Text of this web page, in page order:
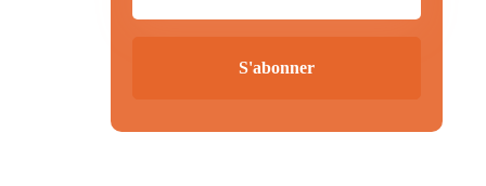
S'abonner